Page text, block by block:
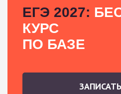
ЕГЭ 2027:
КУРС
ПО БАЗЕ